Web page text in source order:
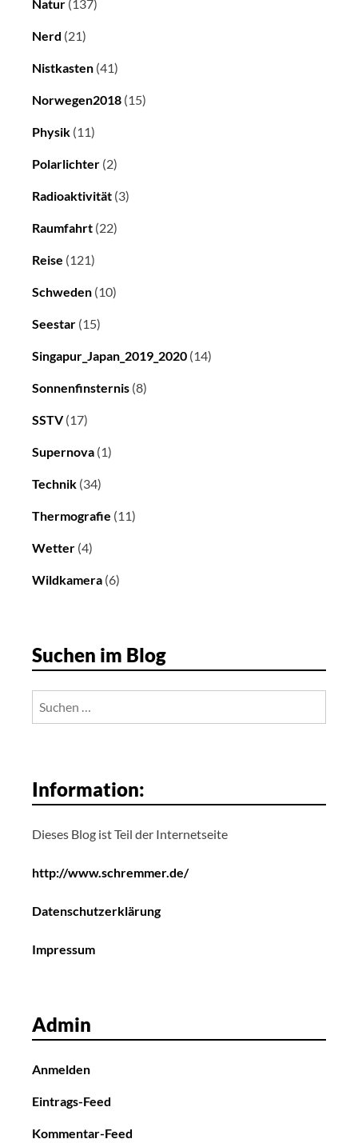
Natur (137)
Nerd (21)
Nistkasten (41)
Norwegen2018 (15)
Physik (11)
Polarlichter (2)
Radioaktivität (3)
Raumfahrt (22)
Reise (121)
Schweden (10)
Seestar (15)
Singapur_Japan_2019_2020 (14)
Sonnenfinsternis (8)
SSTV(17)
Supernova (1)
Technik (34)
Thermografie (11)
Wetter (4)
Wildkamera (6)
Suchen im Blog
Information:
Dieses Blog ist Teil der Internetseite
http://www.schremmer.de/
Datenschutzerklärung
Impressum
Admin
Anmelden
Eintrags-Feed
Kommentar-Feed